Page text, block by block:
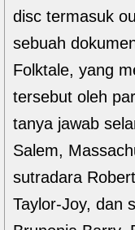
disc termasuk
sebuah
Folktale, yang
tersebut oleh
tanya jawab
Salem,
sutradara
Taylor-Joy, dan